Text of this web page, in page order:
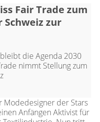
Fair Trade zum
Schweiz zur
die Agenda 2030
nimmt Stellung zum